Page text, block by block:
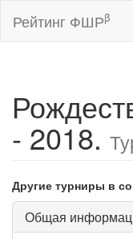
Рейтинг ФШРβ
- 2018.
Другие турниры в
Общая